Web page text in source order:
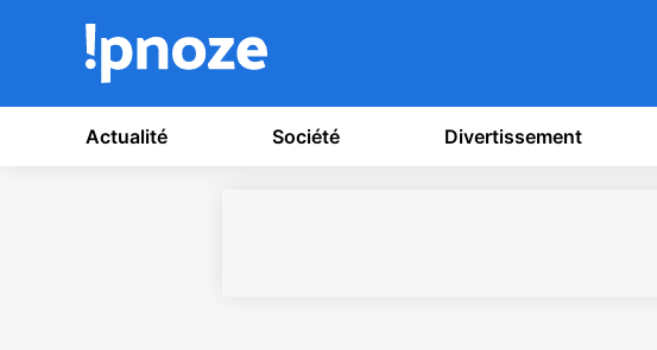
Actualité Société Divertissement